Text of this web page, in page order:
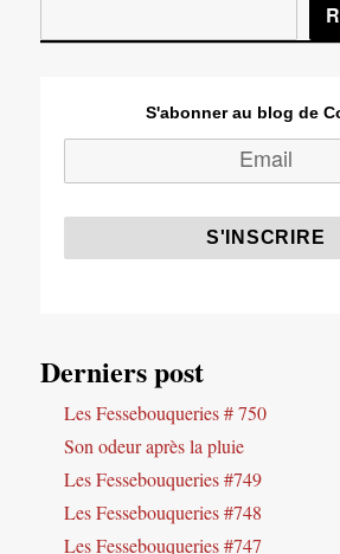
S'abonner au blog de
Derniers post
Les Fessebouqueries # 750
Son odeur après la pluie
Les Fessebouqueries #749
Les Fessebouqueries #748
Les Fessebouqueries #747